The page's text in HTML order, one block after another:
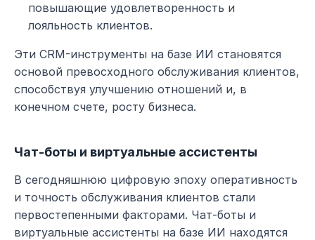
повышающие удовлетворенность и
лояльность клиентов.
Эти CRM-инструменты на базе ИИ становятся
основой превосходного обслуживания клиентов,
способствуя улучшению отношений и, в
конечном счете, росту бизнеса.
Чат-боты и виртуальные ассистенты
В сегодняшнюю цифровую эпоху оперативность
и точность обслуживания клиентов стали
первостепенными факторами. Чат-боты и
виртуальные ассистенты на базе ИИ находятся